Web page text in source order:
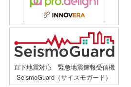
直下地震対応 緊急地震速報受信機
SeismoGuard（サイスモガード）